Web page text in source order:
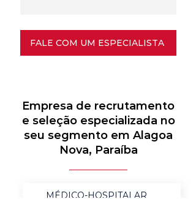
FALE COM UM ESPECIALISTA
Empresa de recrutamento
e seleção especializada no
seu segmento em Alagoa
Nova, Paraíba
MÉDICO-HOSPITALAR